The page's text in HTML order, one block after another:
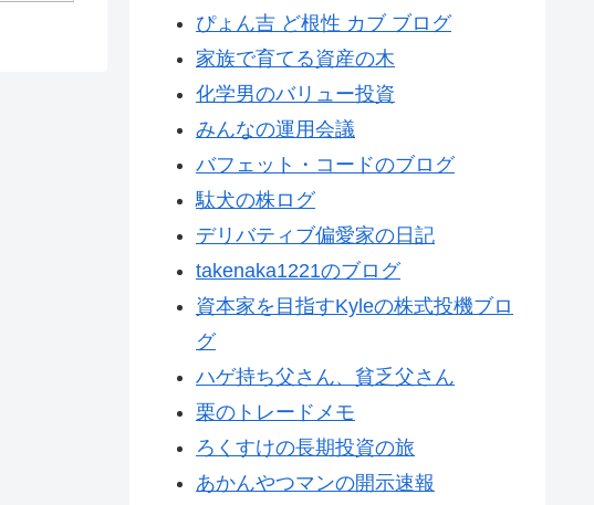
ぴょん吉 ど根性 カブ ブログ
家族で育てる資産の木
化学男のバリュー投資
みんなの運用会議
バフェット・コードのブログ
駄犬の株ログ
デリバティブ偏愛家の日記
takenaka1221のブログ
資本家を目指すKyleの株式投機ブロ
グ
ハゲ持ち父さん、貧乏父さん
栗のトレードメモ
ろくすけの長期投資の旅
あかんやつマンの開示速報